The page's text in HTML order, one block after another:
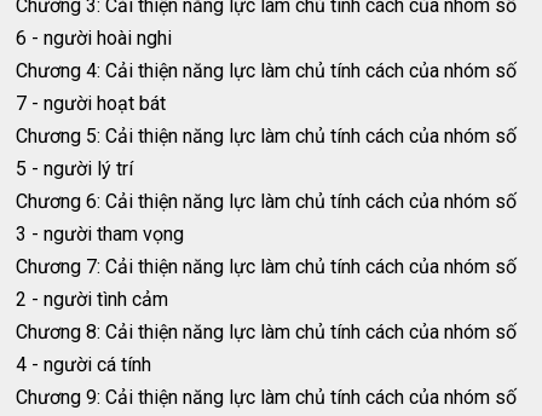
Chương 3: Cải thiện năng lực làm chủ tính cách của nhóm số
6 - người hoài nghi
Chương 4: Cải thiện năng lực làm chủ tính cách của nhóm số
7 - người hoạt bát
Chương 5: Cải thiện năng lực làm chủ tính cách của nhóm số
5 - người lý trí
Chương 6: Cải thiện năng lực làm chủ tính cách của nhóm số
3 - người tham vọng
Chương 7: Cải thiện năng lực làm chủ tính cách của nhóm số
2 - người tình cảm
Chương 8: Cải thiện năng lực làm chủ tính cách của nhóm số
4 - người cá tính
Chương 9: Cải thiện năng lực làm chủ tính cách của nhóm số